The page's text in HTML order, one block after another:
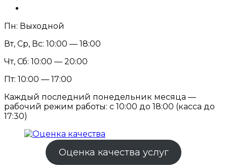
Пн: Выходной
Вт, Ср, Вс: 10:00 — 18:00
Чт, Сб: 10:00 — 20:00
Пт: 10:00 — 17:00
Каждый последний понедельник месяца —
рабочий режим работы: с 10:00 до 18:00 (касса до
17:30)
Оценка качества услуг